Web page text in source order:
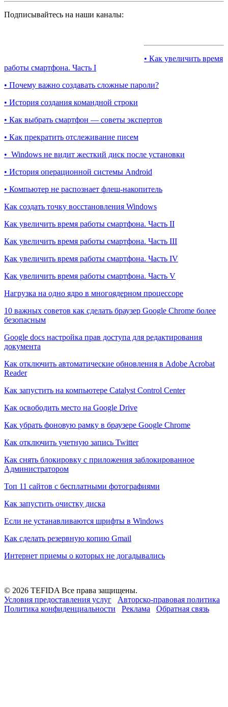
Подписывайтесь на наши каналы:
• Как увеличить время
работы смартфона. Часть I
• Почему важно создавать сложные пароли?
• История создания командной строки
• Как выбрать смартфон — советы экспертов
• Как прекратить отслеживание писем
• Windows не видит жесткий диск после установки
• История операционной системы Android
• Компьютер не распознает флеш-накопитель
Как создать точку восстановления Windows
Как увеличить время работы смартфона. Часть II
Как увеличить время работы смартфона. Часть III
Как увеличить время работы смартфона. Часть IV
Как увеличить время работы смартфона. Часть V
Нагрузка на одно ядро в многоядерном процессоре
10 важных советов как сделать браузер Google Chrome более
безопасным
Google docs настройка прав доступа для редактирования
документа
Как отключить автоматические обновления в Adobe Acrobat
Reader
Как запустить на компьютере Catalyst Control Center
Как освободить место на Google Drive
Как убрать фоновую рамку в браузере Google Chrome
Как отключить учетную запись Twitter
Как снять блокировку с приложения заблокированное
Администратором
Топ 11 сайтов с бесплатными фотографиями
Как запустить очистку диска
Если не устанавливаются шрифты в Windows
Как сделать резервную копию Gmail
Интернет приемы о которых не догадывались
© 2026 TEFIDA Все права защищены.
Условия предоставления услуг
Авторско-правовая политика
Политика конфиденциальности
Реклама Обратная связь